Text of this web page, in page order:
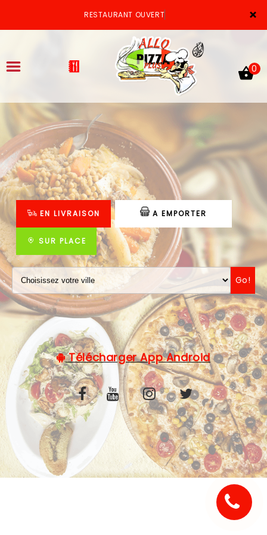
×
RESTAURANT OUVERT
ACCUEIL
LA CARTE
VOTRE COMPTE
NOTRE RESTAURANT
VOS AVIS
MENTIONS LÉGALES
0
EN LIVRAISON A EMPORTER
SUR PLACE
Go!
Télécharger App Android